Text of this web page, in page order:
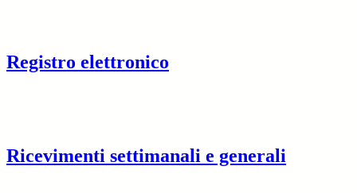
Registro elettronico
Ricevimenti settimanali e generali